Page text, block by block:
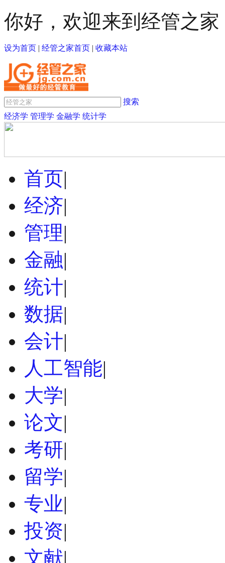
你好，欢迎来到经管之家
设为首页 | 经管之家首页 | 收藏本站
搜索
经济学 管理学 金融学 统计学
首页|
经济|
管理|
金融|
统计|
数据|
会计|
人工智能|
大学|
论文|
考研|
留学|
专业|
投资|
文献|